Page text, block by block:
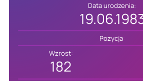
Data urodzenia:
Pozycja:
Wzrost:
182